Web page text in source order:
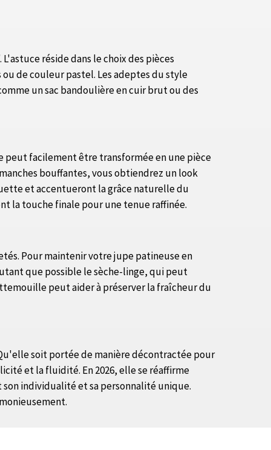
réside dans le choix des pièces
de couleur pastel. Les adeptes du style
un sac bandoulière en cuir brut ou des
peut facilement être transformée en une pièce
bouffantes, vous obtiendrez un look
et accentueront la grâce naturelle du
la touche finale pour une tenue raffinée.
Pour maintenir votre jupe patineuse en
que possible le sèche-linge, qui peut
peut aider à préserver la fraîcheur du
soit portée de manière décontractée pour
et la fluidité. En 2026, elle se réaffirme
individualité et sa personnalité unique.